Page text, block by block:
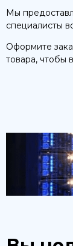
Мы
специалисты
Оформите
товара, чтобы